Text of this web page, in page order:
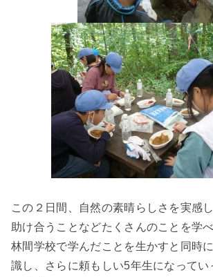
この２日間、自然の素晴らしさを実感
助け合うことなどたくさんのことを学
林間学校で学んだことを生かすと同時
識し、さらに頼もしい5年生になってい